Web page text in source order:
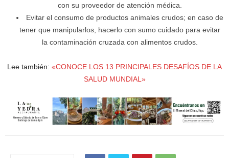
con su proveedor de atención médica.
Evitar el consumo de productos animales crudos; en caso de
tener que manipularlos, hacerlo con sumo cuidado para evitar
la contaminación cruzada con alimentos crudos.
Lee también: «CONOCE LOS 13 PRINCIPALES DESAFÍOS DE LA
SALUD MUNDIAL»